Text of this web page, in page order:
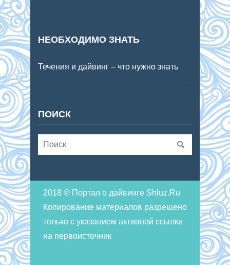
НЕОБХОДИМО ЗНАТЬ
Течения и дайвинг – что нужно знать
ПОИСК
2018 © Портал о дайвинге Shluz.Ru
Копирование материалов разрешено
только с указанием активной ссылки
на первоисточник